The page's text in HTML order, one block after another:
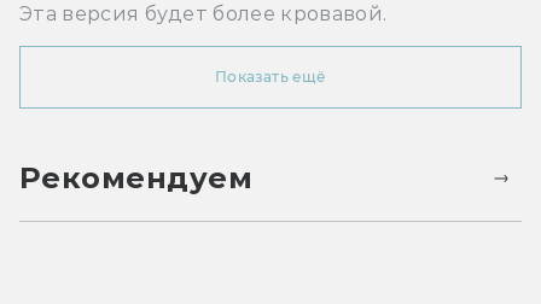
Эта версия будет более кровавой.
Показать ещё
Рекомендуем